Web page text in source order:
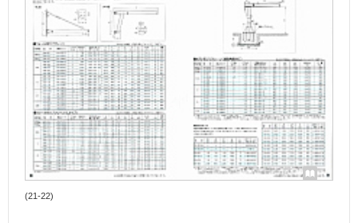
(21-22)